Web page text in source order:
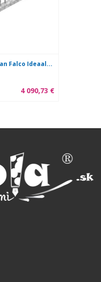
Falco Ideaal...
4 090,73 €